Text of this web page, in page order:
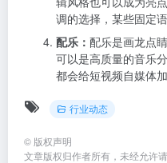
调的选择，某些固定
配乐： 配乐是画龙点
可以是高质量的音乐
都会给短视频自媒体加
行业动态
© 版权声明
文章版权归作者所有，未经允许请